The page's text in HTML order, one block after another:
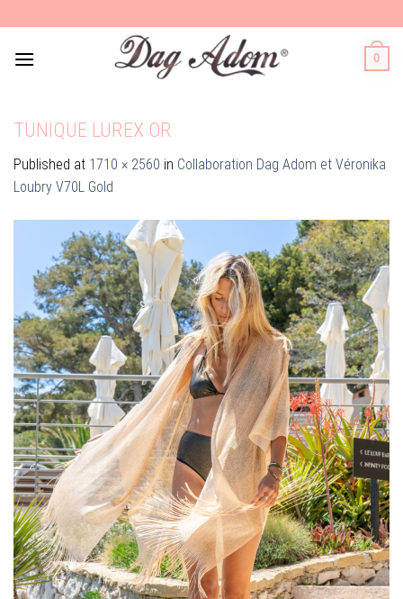
to
content
0
TUNIQUE LUREX OR
Published at 1710 × 2560 in Collaboration Dag Adom et Véronika
Loubry V70L Gold